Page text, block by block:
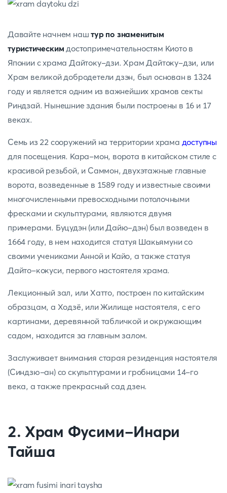
Давайте начнем наштур по знаменитым
туристическим достопримечательностям Киото в
Японии с храма Дайтоку-дзи. Храм Дайтоку-дзи, или
Храм великой добродетели дзэн, был основан в 1324
году и является одним из важнейших храмов секты
Риндзай. Нынешние здания были построены в 16 и 17
веках.
Семь из 22 сооружений на территории храма доступны
для посещения. Кара-мон, ворота в китайском стиле с
красивой резьбой, и Саммон, двухэтажные главные
ворота, возведенные в 1589 году и известные своими
многочисленными превосходными потолочными
фресками и скульптурами, являются двумя
примерами. Буцудэн (или Дайю-дэн) был возведен в
1664 году, в нем находится статуя Шакьямуни со
своими учениками Анной и Кайо, а также статуя
Дайто-кокуси, первого настоятеля храма.
Лекционный зал, или Хатто, построен по китайским
образцам, а Ходзё, или Жилище настоятеля, с его
картинами, деревянной табличкой и окружающим
садом, находится за главным залом.
Заслуживает внимания старая резиденция настоятеля
(Синдзю-ан) со скульптурами и гробницами 14-го
века, а также прекрасный сад дзен.
2. Храм Фусими-Инари
Тайша